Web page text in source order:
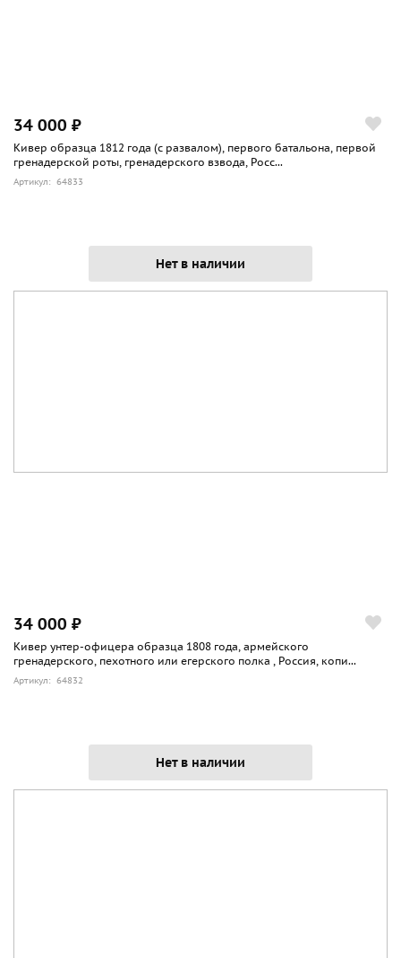
34 000 ₽
Кивер образца 1812 года (с развалом), первого батальона, первой
гренадерской роты, гренадерского взвода, Росс...
Артикул: 64833
Нет в наличии
34 000 ₽
Кивер унтер-офицера образца 1808 года, армейского
гренадерского, пехотного или егерского полка , Россия, копи...
Артикул: 64832
Нет в наличии